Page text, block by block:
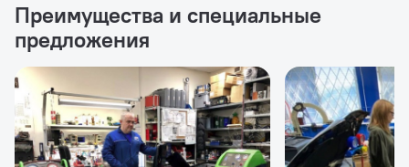
Преимущества и специальные
предложения